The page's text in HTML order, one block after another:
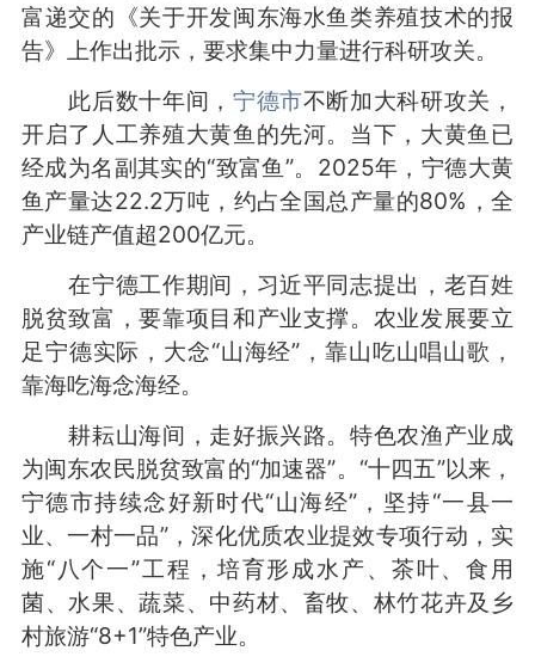
富递交的《关于开发闽东海水鱼类养殖技术的报
告》上作出批示，要求集中力量进行科研攻关。
此后数十年间， 宁德市不断加大科研攻关，
开启了人工养殖大黄鱼的先河。当下，大黄鱼已
经成为名副其实的“致富鱼”。2025年，宁德大黄
鱼产量达22.2万吨，约占全国总产量的80%，全
产业链产值超200亿元。
在宁德工作期间，习近平同志提出，老百姓
脱贫致富，要靠项目和产业支撑。农业发展要立
足宁德实际，大念“山海经”，靠山吃山唱山歌，
靠海吃海念海经。
耕耘山海间，走好振兴路。特色农渔产业成
为闽东农民脱贫致富的“加速器”。“十四五”以来，
宁德市持续念好新时代“山海经”，坚持“一县一
业、一村一品”，深化优质农业提效专项行动，实
施“八个一”工程，培育形成水产、茶叶、食用
菌、水果、蔬菜、中药材、畜牧、林竹花卉及乡
村旅游“8+1”特色产业。